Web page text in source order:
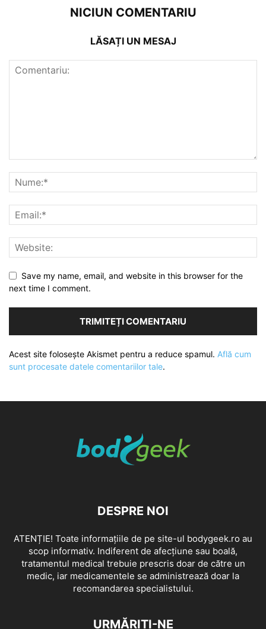
NICIUN COMENTARIU
LĂSAȚI UN MESAJ
Save my name, email, and website in this browser for the
next time I comment.
Acest site folosește Akismet pentru a reduce spamul. Află cum
sunt procesate datele comentariilor tale.
DESPRE NOI
ATENȚIE! Toate informațiile de pe site-ul bodygeek.ro au
scop informativ. Indiferent de afecțiune sau boală,
tratamentul medical trebuie prescris doar de către un
medic, iar medicamentele se administrează doar la
recomandarea specialistului.
URMĂRIȚI-NE